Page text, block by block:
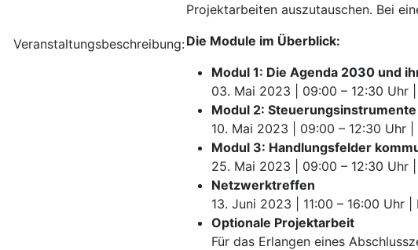
Veranstaltungsbeschreibung:
Projektarbeiten auszutauschen. Bei
Die Module im Überblick:
Modul 1: Die Agenda 2030 und
03. Mai 2023 | 09:00 – 12:30 Uhr
Modul 2:
10. Mai 2023 | 09:00 – 12:30 Uhr
Modul 3: Handlungsfelder
25. Mai 2023 | 09:00 – 12:30 Uhr
Netzwerktreffen
13. Juni 2023 | 11:00 – 16:00 Uhr
Optionale Projektarbeit
Für das Erlangen eines